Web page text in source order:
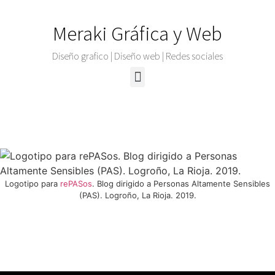
Meraki Gráfica y Web
Diseño grafico | Diseño web | Redes sociales
Logotipo para rePASos. Blog dirigido a Personas Altamente Sensibles
(PAS). Logroño, La Rioja. 2019.